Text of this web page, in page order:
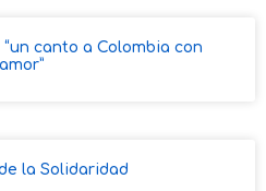
canto a Colombia con
amor”
la Solidaridad